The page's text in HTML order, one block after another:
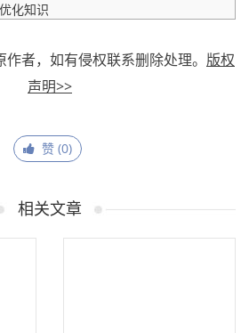
化知识
作者，如有侵权联系删除处理。 版权
声明>>
赞 (0)
相关文章